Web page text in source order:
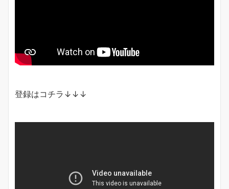
登録はコチラ↓↓↓